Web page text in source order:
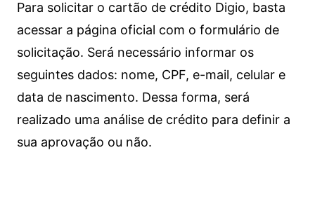
Para solicitar o cartão de crédito Digio, basta
acessar a página oficial com o formulário de
solicitação. Será necessário informar os
seguintes dados: nome, CPF, e-mail, celular e
data de nascimento. Dessa forma, será
realizado uma análise de crédito para definir a
sua aprovação ou não.